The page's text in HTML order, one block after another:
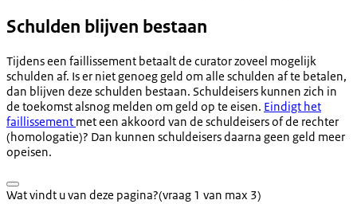
Schulden blijven bestaan
Tijdens een faillissement betaalt de curator zoveel mogelijk
schulden af. Is er niet genoeg geld om alle schulden af te betalen,
dan blijven deze schulden bestaan. Schuldeisers kunnen zich in
de toekomst alsnog melden om geld op te eisen. Eindigt het
faillissement met een akkoord van de schuldeisers of de rechter
(homologatie)? Dan kunnen schuldeisers daarna geen geld meer
opeisen.
Wat vindt u van deze pagina?(vraag 1 van max 3)